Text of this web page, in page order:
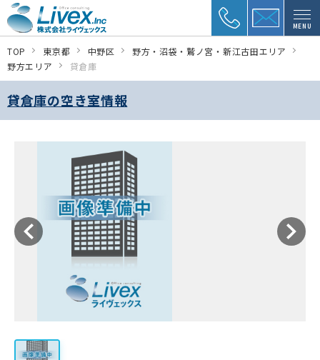
MENU
TOP 東京都 中野区
野方・沼袋・鷲ノ宮・新江古田エリア
野方エリア
貸倉庫
貸倉庫の空き室情報